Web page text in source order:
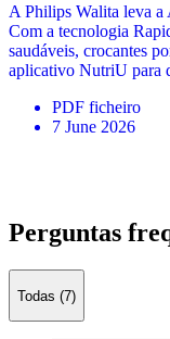
A Philips Walita leva a
Com a tecnologia
saudáveis, crocantes
aplicativo NutriU para
PDF ficheiro
7 June 2026
Perguntas
Todas (7)